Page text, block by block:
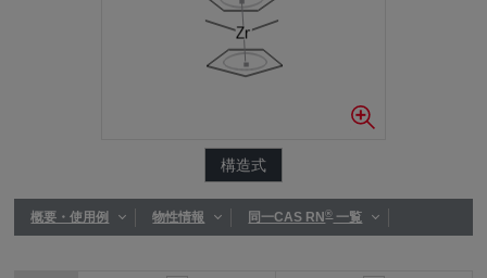
構造式
概要・使用例 物性情報 同一CAS RN®一覧